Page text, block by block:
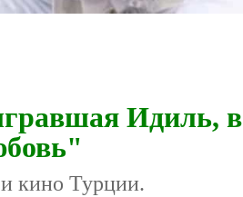
Идиль, в
и кино Турции.